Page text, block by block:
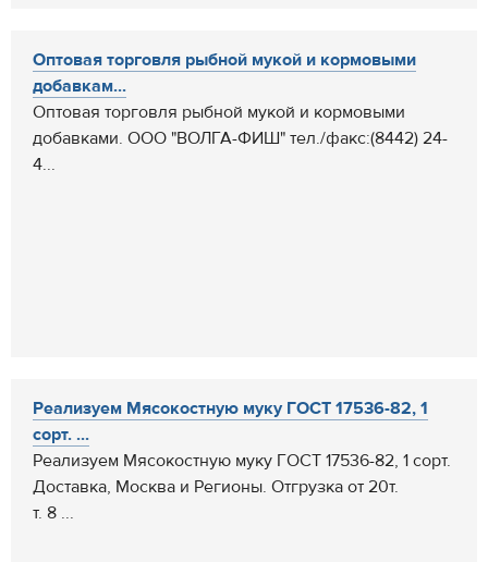
Оптовая торговля рыбной мукой и кормовыми
добавкам...
Оптовая торговля рыбной мукой и кормовыми
добавками. ООО "ВОЛГА-ФИШ" тел./факс:(8442) 24-
4...
Реализуем Мясокостную муку ГОСТ 17536-82, 1
сорт. ...
Реализуем Мясокостную муку ГОСТ 17536-82, 1 сорт.
Доставка, Москва и Регионы. Отгрузка от 20т.
т. 8 ...